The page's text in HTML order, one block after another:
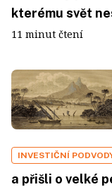
kterému svět
11 minut čtení
INVESTIČNÍ
a přišli o velké